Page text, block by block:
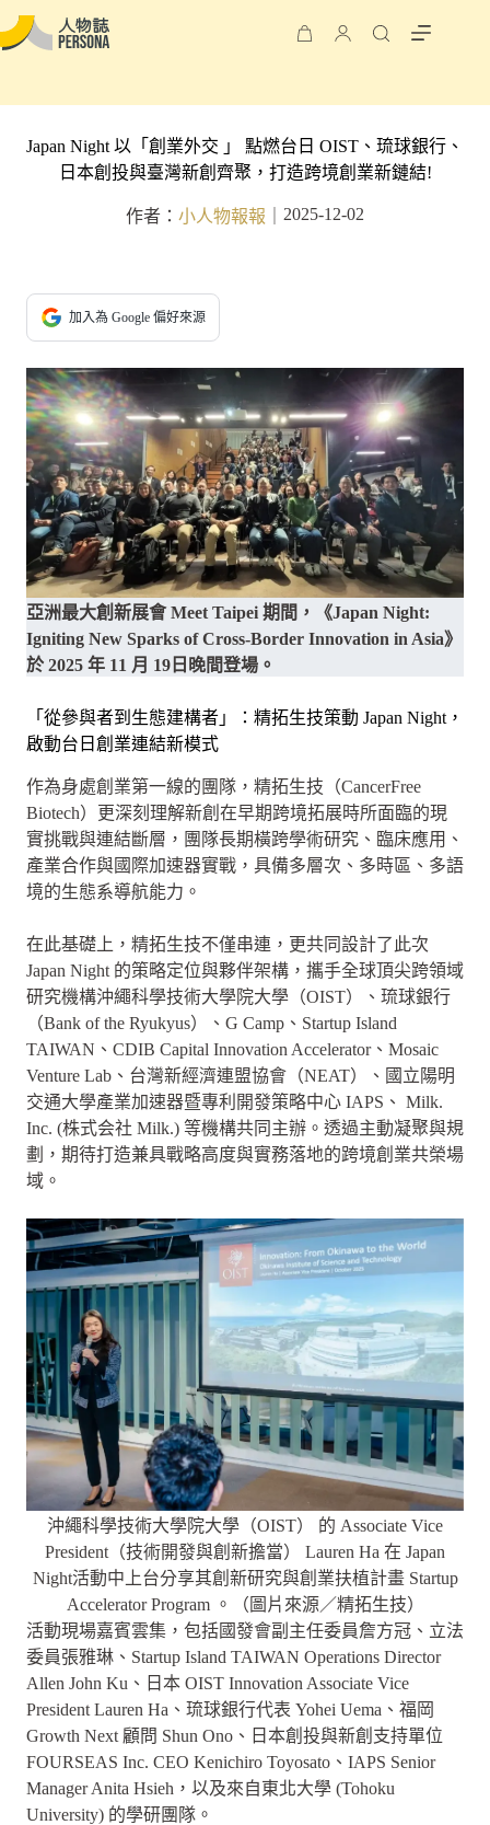
Japan Night 以「創業外交 」 點燃台日 OIST、琉球銀行、
日本創投與臺灣新創齊聚，打造跨境創業新鏈結!
作者： 小人物報報 2025-12-02
加入為 Google 偏好來源
亞洲最大創新展會 Meet Taipei 期間，《Japan Night:
Igniting New Sparks of Cross-Border Innovation in Asia》
於 2025 年 11 月 19日晚間登場。
「從參與者到生態建構者」：精拓生技策動 Japan Night，
啟動台日創業連結新模式
作為身處創業第一線的團隊，精拓生技（CancerFree
Biotech）更深刻理解新創在早期跨境拓展時所面臨的現
實挑戰與連結斷層，團隊長期橫跨學術研究、臨床應用、
產業合作與國際加速器實戰，具備多層次、多時區、多語
境的生態系導航能力。
在此基礎上，精拓生技不僅串連，更共同設計了此次
Japan Night 的策略定位與夥伴架構，攜手全球頂尖跨領域
研究機構沖繩科學技術大學院大學（OIST）、琉球銀行
（Bank of the Ryukyus）、G Camp、Startup Island
TAIWAN、CDIB Capital Innovation Accelerator、Mosaic
Venture Lab、台灣新經濟連盟協會（NEAT）、國立陽明
交通大學產業加速器暨專利開發策略中心 IAPS、 Milk.
Inc. (株式会社 Milk.) 等機構共同主辦。透過主動凝聚與規
劃，期待打造兼具戰略高度與實務落地的跨境創業共榮場
域。
沖繩科學技術大學院大學（OIST） 的 Associate Vice
President（技術開發與創新擔當） Lauren Ha 在 Japan
Night活動中上台分享其創新研究與創業扶植計畫 Startup
Accelerator Program 。（圖片來源／精拓生技）
活動現場嘉賓雲集，包括國發會副主任委員詹方冠、立法
委員張雅琳、Startup Island TAIWAN Operations Director
Allen John Ku、日本 OIST Innovation Associate Vice
President Lauren Ha、琉球銀行代表 Yohei Uema、福岡
Growth Next 顧問 Shun Ono、日本創投與新創支持單位
FOURSEAS Inc. CEO Kenichiro Toyosato、IAPS Senior
Manager Anita Hsieh，以及來自東北大學 (Tohoku
University) 的學研團隊。